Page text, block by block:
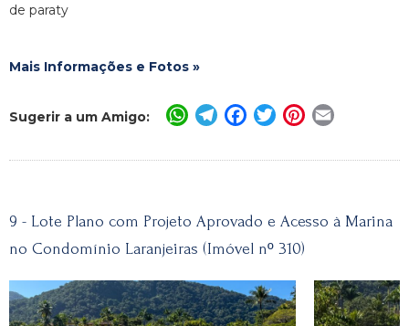
de paraty
Mais Informações e Fotos »
Sugerir a um Amigo: WhatsApp
Telegram
Facebook
TwitterPinterest
9 - Lote Plano com Projeto Aprovado e Acesso à Marina
no Condomínio Laranjeiras (Imóvel nº 310)